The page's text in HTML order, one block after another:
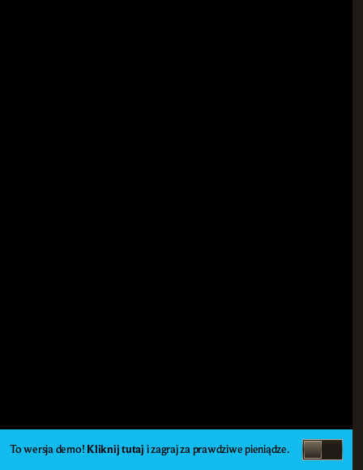
To wersja demo!Kliknij tutaj i zagraj za prawdziwe pieniądze.